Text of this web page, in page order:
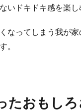
いドキドキ感を楽し
なってしまう我が
。
たおもし